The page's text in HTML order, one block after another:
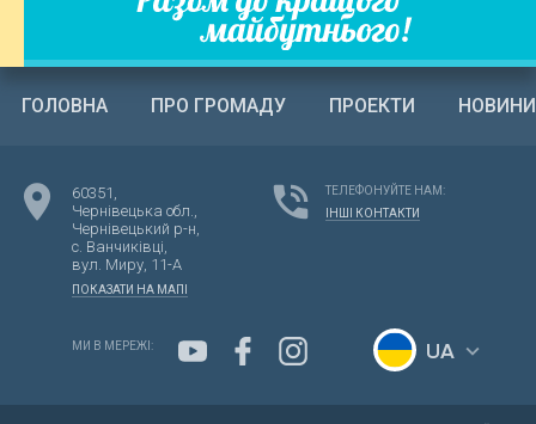
ГОЛОВНА ПРО ГРОМАДУ ПРОЕКТИ НОВИНИ
location_on
60351,
Чернівецька обл.,
Чернівецький р-н,
с. Ванчиківці,
вул. Миру, 11-А
ПОКАЗАТИ НА МАПІ
phone_in_talk
ТЕЛЕФОНУЙТЕ НАМ:
ІНШІ КОНТАКТИ
МИ В МЕРЕЖІ: UA keyboard_arrow_down